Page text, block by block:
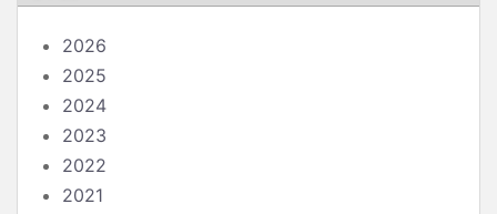
2026
2025
2024
2023
2022
2021